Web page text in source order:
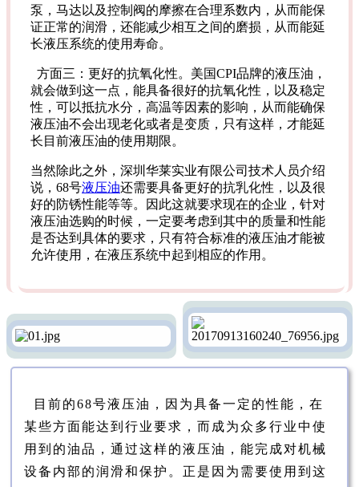
泵，马达以及控制阀的摩擦在合理系数内，从而能保
证正常的润滑，还能减少相互之间的磨损，从而能延
长液压系统的使用寿命。
方面三：更好的抗氧化性。美国CPI品牌的液压油，
就会做到这一点，能具备很好的抗氧化性，以及稳定
性，可以抵抗水分，高温等因素的影响，从而能确保
液压油不会出现老化或者是变质，只有这样，才能延
长目前液压油的使用期限。
当然除此之外，深圳华莱实业有限公司技术人员介绍
说，68号液压油还需要具备更好的抗乳化性，以及很
好的防锈性能等等。因此这就要求现在的企业，针对
液压油选购的时候，一定要考虑到其中的质量和性能
是否达到具体的要求，只有符合标准的液压油才能被
允许使用，在液压系统中起到相应的作用。
目前的68号液压油，因为具备一定的性能，在
某些方面能达到行业要求，而成为众多行业中使
用到的油品，通过这样的液压油，能完成对机械
设备内部的润滑和保护。正是因为需要使用到这